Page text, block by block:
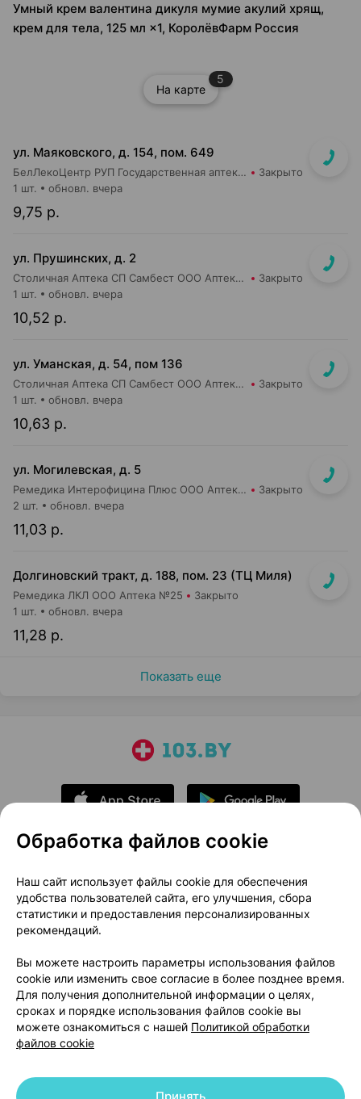
Умный крем валентина дикуля мумие акулий хрящ,
крем для тела, 125 мл ×1, КоролёвФарм Россия
На карте
5
ул. Маяковского, д. 154, пом. 649
БелЛекоЦентр РУП Государственная аптека №16 Закрыто
9,75 р.
1 шт. обновл. вчера
ул. Прушинских, д. 2
Столичная Аптека СП Самбест ООО Аптека №17 Закрыто
10,52 р.
1 шт. обновл. вчера
ул. Уманская, д. 54, пом 136
Столичная Аптека СП Самбест ООО Аптека №20 Закрыто
10,63 р.
1 шт. обновл. вчера
ул. Могилевская, д. 5
Ремедика Интерофицина Плюс ООО Аптека №4 Закрыто
11,03 р.
2 шт. обновл. вчера
Долгиновский тракт, д. 188, пом. 23 (ТЦ Миля)
Ремедика ЛКЛ ООО Аптека №25 Закрыто
11,28 р.
1 шт. обновл. вчера
Показать еще
О проекте
Новости проекта
Размещение рекламы
Медицинский маркетинг
Публичный договор
Доставка
Способы оплаты
Вакансии
Партнеры
Написать руководителю 103.by
Написать в поддержку
Персональные настройки Cookie
Обработка файлов cookie
Наш сайт использует файлы cookie для обеспечения
удобства пользователей сайта, его улучшения, сбора
статистики и предоставления персонализированных
рекомендаций.
Вы можете настроить параметры использования файлов
cookie или изменить свое согласие в более позднее время.
Для получения дополнительной информации о целях,
сроках и порядке использования файлов cookie вы
можете ознакомиться с нашей Политикой обработки
файлов cookie